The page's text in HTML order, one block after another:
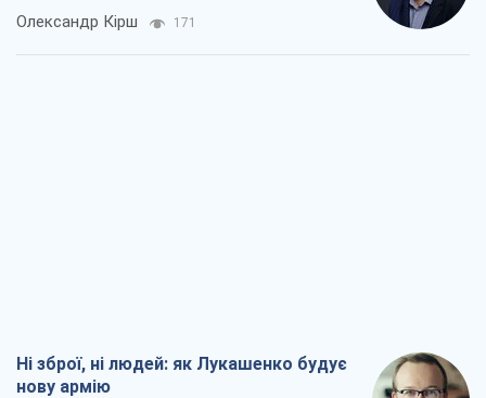
Олександр Кірш 171
Ні зброї, ні людей: як Лукашенко будує
нову армію